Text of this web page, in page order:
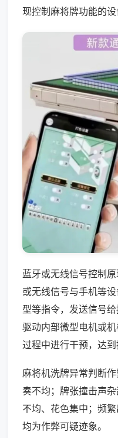
现控制麻将牌功能的设
蓝牙或无线信号控制
或无线信号与手机等
型等指令，发送信号
驱动内部微型电机或
过程中进行干预，达到
麻将机洗牌异常判断
奏不均；牌张撞击声
不均、花色集中；频
均为作弊可疑迹象。